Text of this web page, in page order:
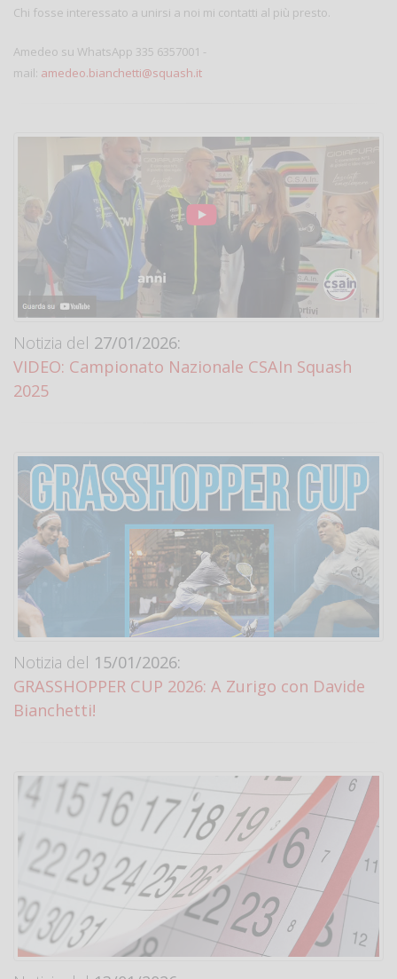
Chi fosse interessato a unirsi a noi mi contatti al più presto.
Amedeo su WhatsApp 335 6357001 -
mail: amedeo.bianchetti@squash.it
Notizia del 27/01/2026:
VIDEO: Campionato Nazionale CSAIn Squash
2025
Notizia del 15/01/2026:
GRASSHOPPER CUP 2026: A Zurigo con Davide
Bianchetti!